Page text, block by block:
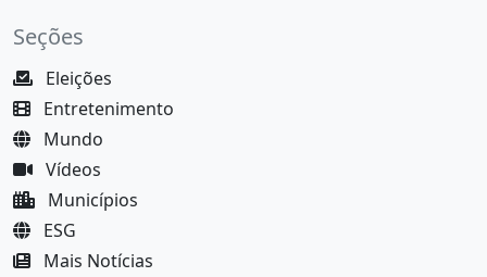
Seções
Eleições
Entretenimento
Mundo
Vídeos
Municípios
ESG
Mais Notícias